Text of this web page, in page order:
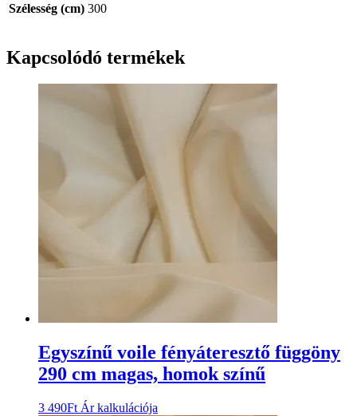
Szélesség (cm) 300
Kapcsolódó termékek
Egyszínű voile fényáteresztő függöny
290 cm magas, homok színű
3 490Ft Ár kalkulációja